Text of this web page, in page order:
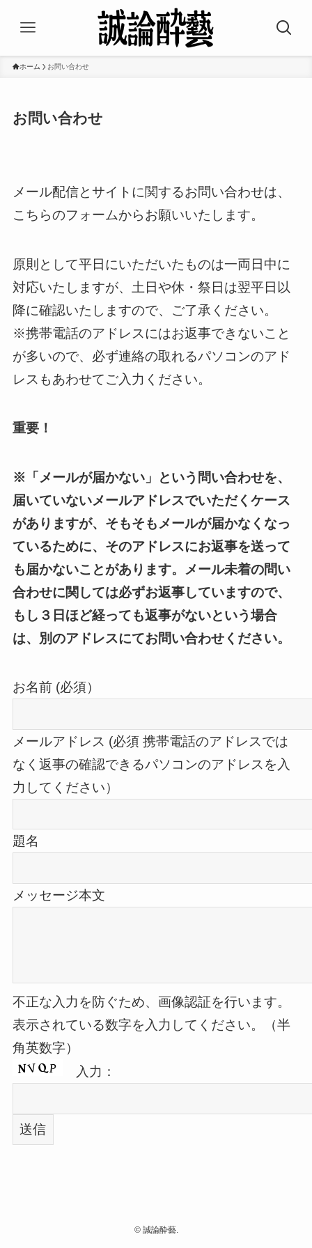
ホーム お問い合わせ
お問い合わせ
メール配信とサイトに関するお問い合わせは、
こちらのフォームからお願いいたします。
原則として平日にいただいたものは一両日中に
対応いたしますが、土日や休・祭日は翌平日以
降に確認いたしますので、ご了承ください。
※携帯電話のアドレスにはお返事できないこと
が多いので、必ず連絡の取れるパソコンのアド
レスもあわせてご入力ください。
重要！
※「メールが届かない」という問い合わせを、
届いていないメールアドレスでいただくケース
がありますが、そもそもメールが届かなくなっ
ているために、そのアドレスにお返事を送って
も届かないことがあります。メール未着の問い
合わせに関しては必ずお返事していますので、
もし３日ほど経っても返事がないという場合
は、別のアドレスにてお問い合わせください。
お名前 (必須）
メールアドレス (必須 携帯電話のアドレスでは
なく返事の確認できるパソコンのアドレスを入
力してください）
題名
メッセージ本文
不正な入力を防ぐため、画像認証を行います。
表示されている数字を入力してください。（半
角英数字）
入力：
©誠論酔藝.